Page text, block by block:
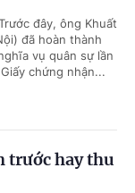
đây, ông Khuất
đã hoàn thành
vụ quân sự lần
chứng nhận...
trước hay thu